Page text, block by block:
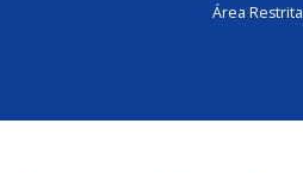
Área Restrita